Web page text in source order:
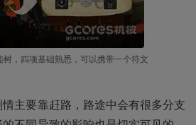
，四项基础熟悉，可以携带一个符文
主要靠赶路，路途中会有很多分支